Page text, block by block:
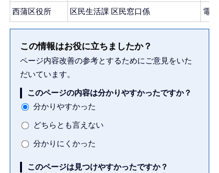
西蒲区役所 区民生活課 区民窓口係 電
この情報はお役に立ちましたか？
ページ内容改善の参考とするためにご意見をいた
だいています。
このページの内容は分かりやすかったですか？
分かりやすかった
どちらとも言えない
分かりにくかった
このページは見つけやすかったですか？